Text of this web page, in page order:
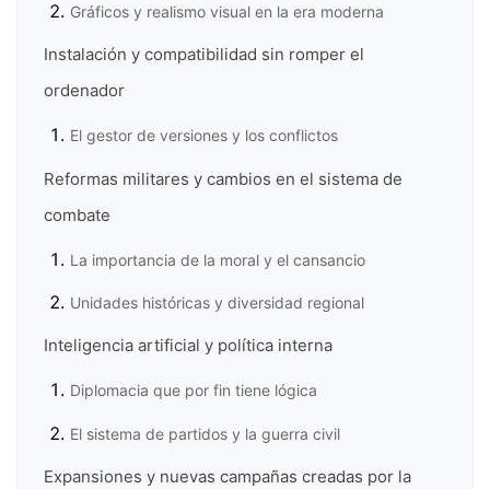
Gráficos y realismo visual en la era moderna
Instalación y compatibilidad sin romper el
ordenador
El gestor de versiones y los conflictos
Reformas militares y cambios en el sistema de
combate
La importancia de la moral y el cansancio
Unidades históricas y diversidad regional
Inteligencia artificial y política interna
Diplomacia que por fin tiene lógica
El sistema de partidos y la guerra civil
Expansiones y nuevas campañas creadas por la